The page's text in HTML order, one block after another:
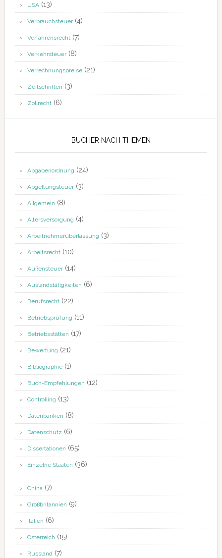
USA(13)
Verbrauchsteuer(4)
Verfahrensrecht(7)
Verkehrsteuer(8)
Verrechnungspreise(21)
Zeitschriften (3)
Zollrecht(6)
BÜCHER NACH THEMEN
Abgabenordnung (24)
Abgeltungsteuer(3)
Allgemein (8)
Altersversorgung (4)
Arbeitnehmerüberlassung (3)
Arbeitsrecht(10)
Außensteuer(14)
Auslandstätigkeiten (6)
Berufsrecht(22)
Betriebsprüfung (11)
Betriebsstätten (17)
Bewertung (21)
Bibliographie(1)
Buch-Empfehlungen (12)
Controlling (13)
Datenbanken (8)
Datenschutz (6)
Dissertationen (65)
Einzelne Staaten (36)
China(7)
Großbritannien (9)
Italien (6)
Österreich (15)
Russland(7)